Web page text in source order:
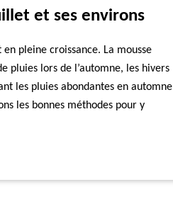
et ses environs
pleine croissance. La mousse
pluies lors de l’automne, les hivers
les pluies abondantes en automne
les bonnes méthodes pour y